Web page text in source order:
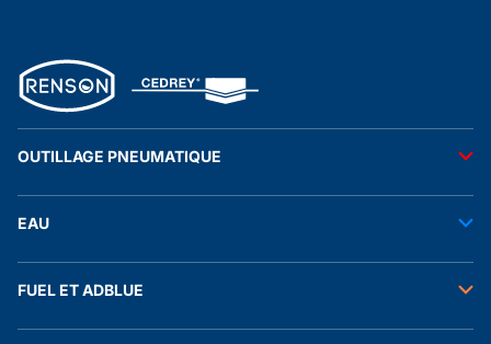
OUTILLAGE PNEUMATIQUE
Accessoires pneumatiques
EAU
Tuyaux
Raccords et autres accessoires
FUEL ET ADBLUE